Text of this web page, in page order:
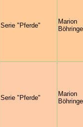
Serie "Pferde"
Marion
Serie "Pferde"
Marion